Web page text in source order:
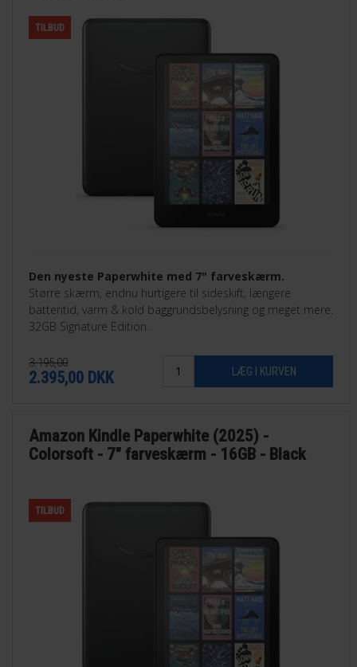
TILBUD
Den nyeste Paperwhite med 7" farveskærm.
Større skærm, endnu hurtigere til sideskift, længere
batteritid, varm & kold baggrundsbelysning og meget mere.
32GB Signature Edition.
3.195,00
2.395,00 DKK
Amazon Kindle Paperwhite (2025) -
Colorsoft - 7" farveskærm - 16GB - Black
TILBUD